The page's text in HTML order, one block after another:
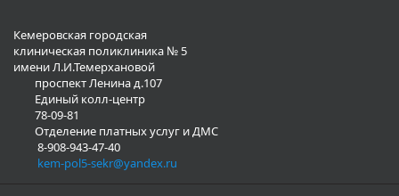
Кемеровская городская
клиническая поликлиника № 5
имени Л.И.Темерхановой
проспект Ленина д.107
Единый колл-центр
78-09-81
Отделение платных услуг и ДМС
8-908-943-47-40
kem-pol5-sekr@yandex.ru